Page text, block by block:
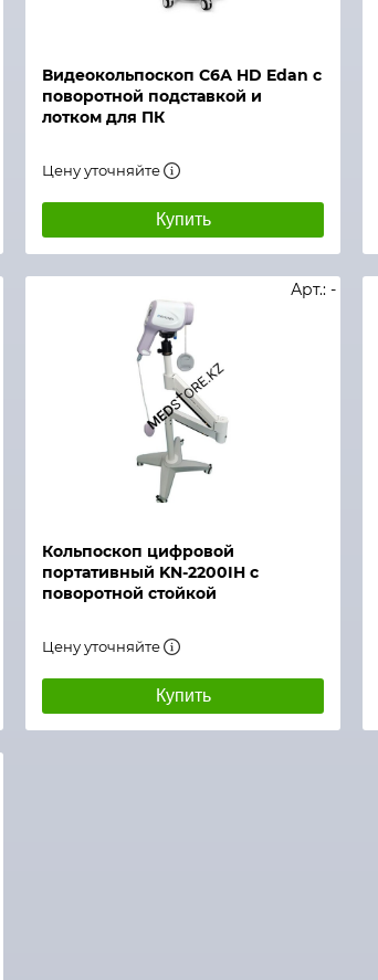
Видеокольпоскоп С6А HD Edan с
поворотной подставкой и
лотком для ПК
Цену уточняйте
Купить
Кольпоскоп цифровой
портативный KN-2200IH с
поворотной стойкой
Арт.: -
Цену уточняйте
Купить
Быстрый просмотр